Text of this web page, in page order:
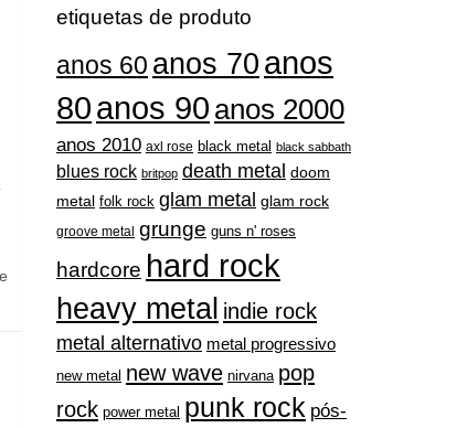
anos 60 anos 70
80anos 90anos 2000
anos 2010 axl rose black metal black sabbath
blues rock
metal
folk rock glam metal glam rock
groove metal grunge guns n' roses
hardcorehard rock
heavy metalindie rock
metal alternativo metal progressivo
new metal new wave nirvana pop
rock power metal punk rock pós-
punk rap rock rock